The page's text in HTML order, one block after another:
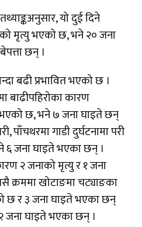
यो दुई दिने
मृत्यु भएको छ, भने २० जना
छन् ।
बढी प्रभावित भएको छ ।
बाढीपहिरोका कारण
छ, भने ७ जना घाइते छन्
पाँचथरमा गाडी दुर्घटनामा परी
जना घाइते भएका छन् ।
२ जनाको मृत्यु र १ जना
क्रममा खोटाङमा चट्याङका
छ र ३ जना घाइते भएका छन्
जना घाइते भएका छन् ।